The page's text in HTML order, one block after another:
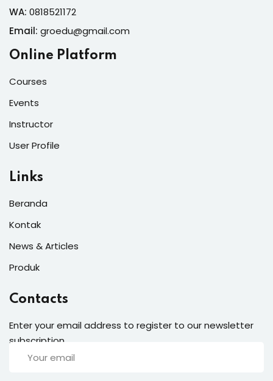
WA: 0818521172
Email: groedu@gmail.com
Online Platform
Courses
Events
Instructor
User Profile
Links
Beranda
Kontak
News & Articles
Produk
Contacts
Enter your email address to register to our newsletter
subscription